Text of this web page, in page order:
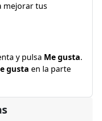
mejorar tus
y pulsa Me gusta.
gusta en la parte